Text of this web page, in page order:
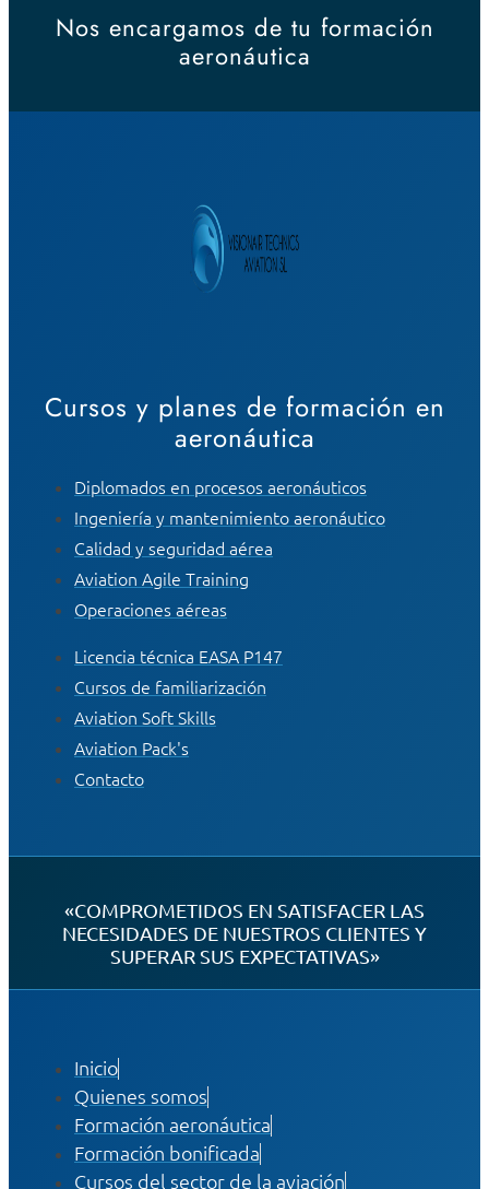
Nos encargamos de tu formación
aeronáutica
Cursos y planes de formación en
aeronáutica
Diplomados en procesos aeronáuticos
Ingeniería y mantenimiento aeronáutico
Calidad y seguridad aérea
Aviation Agile Training
Operaciones aéreas
Licencia técnica EASA P147
Cursos de familiarización
Aviation Soft Skills
Aviation Pack's
Contacto
«COMPROMETIDOS EN SATISFACER LAS
NECESIDADES DE NUESTROS CLIENTES Y
SUPERAR SUS EXPECTATIVAS»
Inicio
Quienes somos
Formación aeronáutica
Formación bonificada
Cursos del sector de la aviación